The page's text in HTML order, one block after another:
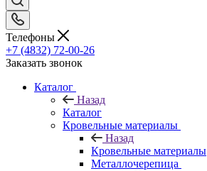
Телефоны
+7 (4832) 72-00-26
Заказать звонок
Каталог
Назад
Каталог
Кровельные материалы
Назад
Кровельные материалы
Металлочерепица